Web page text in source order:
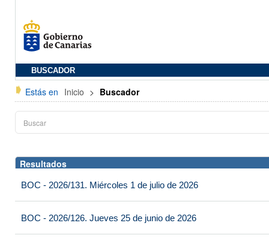
BUSCADOR
Estás en Inicio > Buscador
Resultados
BOC - 2026/131. Miércoles 1 de julio de 2026
BOC - 2026/126. Jueves 25 de junio de 2026